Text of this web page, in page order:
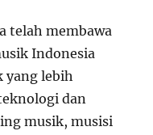
telah membawa
Indonesia
yang lebih
dan
musik, musisi